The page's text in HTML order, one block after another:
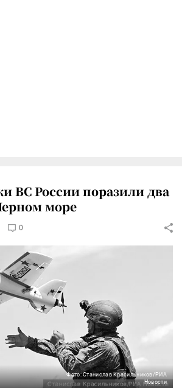
ВС России поразили два
море
0
Фото: Станислав Красильников/РИА
Новости